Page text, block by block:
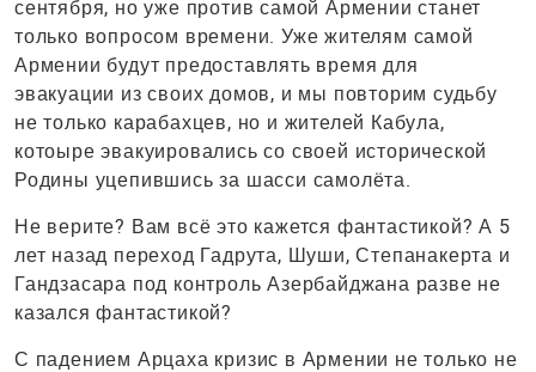
сентября, но уже против самой Армении станет
только вопросом времени. Уже жителям самой
Армении будут предоставлять время для
эвакуации из своих домов, и мы повторим судьбу
не только карабахцев, но и жителей Кабула,
котоыре эвакуировались со своей исторической
Родины уцепившись за шасси самолёта.
Не верите? Вам всё это кажется фантастикой? А 5
лет назад переход Гадрута, Шуши, Степанакерта и
Гандзасара под контроль Азербайджана разве не
казался фантастикой?
С падением Арцаха кризис в Армении не только не